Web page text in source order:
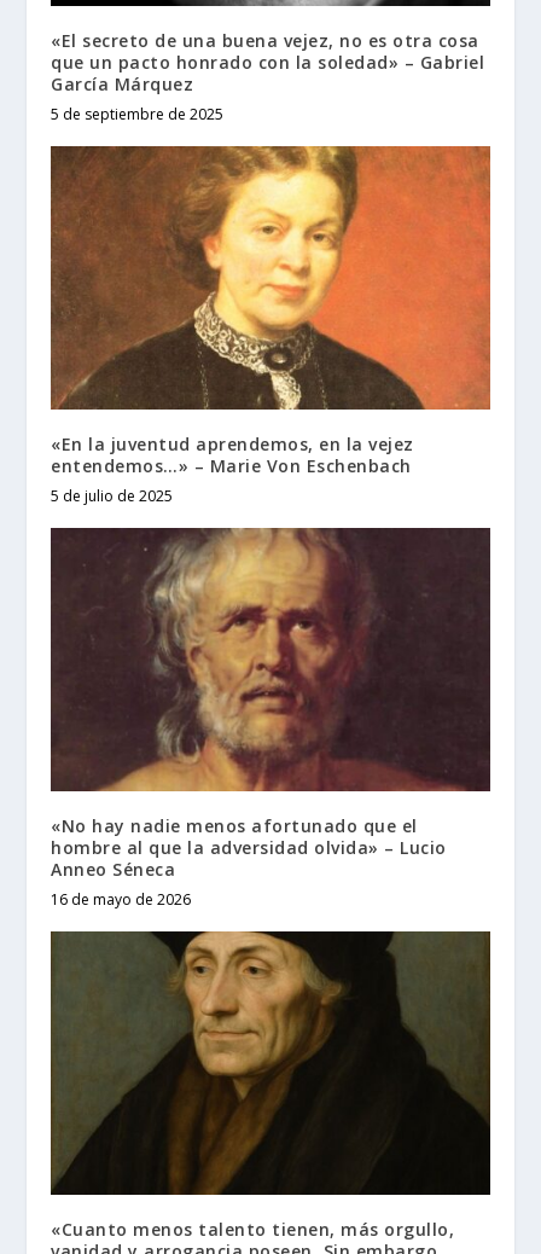
«El secreto de una buena vejez, no es otra cosa
que un pacto honrado con la soledad» – Gabriel
García Márquez
5 de septiembre de 2025
«En la juventud aprendemos, en la vejez
entendemos…» – Marie Von Eschenbach
5 de julio de 2025
«No hay nadie menos afortunado que el
hombre al que la adversidad olvida» – Lucio
Anneo Séneca
16 de mayo de 2026
«Cuanto menos talento tienen, más orgullo,